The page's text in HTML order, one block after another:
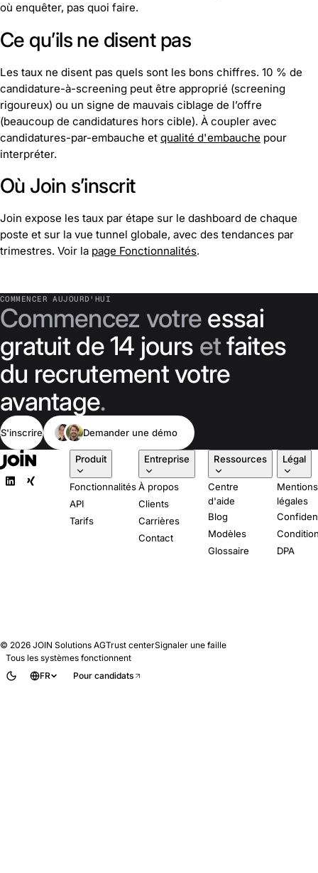
où enquêter, pas quoi faire.
Ce qu’ils ne disent pas
Les taux ne disent pas quels sont les bons chiffres. 10 % de
candidature-à-screening peut être approprié (screening
rigoureux) ou un signe de mauvais ciblage de l’offre
(beaucoup de candidatures hors cible). À coupler avec
candidatures-par-embauche et qualité d'embauche pour
interpréter.
Où Join s’inscrit
Join expose les taux par étape sur le dashboard de chaque
poste et sur la vue tunnel globale, avec des tendances par
trimestres. Voir la page Fonctionnalités.
COMMENCER AUJOURD'HUI
Commencez votre essai
gratuit de 14 jours etfaites
du recrutement votre
avantage.
S'inscrire Demander une démo
Produit
Fonctionnalités
API
Tarifs
Entreprise
À propos
Clients
Carrières
Contact
Ressources
Centre
d'aide
Blog
Modèles
Glossaire
Légal
Mentions
légales
DPA
© 2026 JOIN Solutions AGTrust centerSignaler une faille
Tous les systèmes fonctionnent
FR
Pour candidats